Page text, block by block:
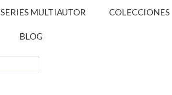
SERIES MULTIAUTOR COLECCIONES
BLOG